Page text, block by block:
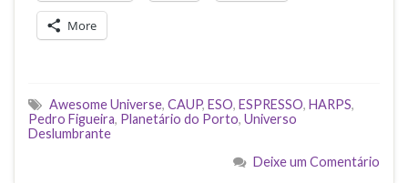
More
Awesome Universe, CAUP, ESO, ESPRESSO, HARPS,
Pedro Figueira, Planetário do Porto, Universo
Deslumbrante
Deixe um Comentário